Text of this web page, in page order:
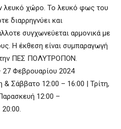
λευκό χώρο. Το λευκό φως του
διαρρηγνύει και
συγχωνεύεται αρμονικά με
Η έκθεση είναι συμπαραγωγή
την ΠΕΣ ΠΟΛΥΤΡΟΠΟΝ.
27 Φεβρουαρίου 2024
& Σάββατο 12:00 – 16:00 | Τρίτη,
12:00 –
20:00.